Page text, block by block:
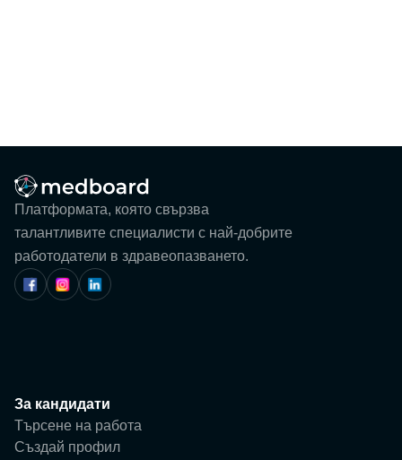
Потребител
Платформата, която свързва
талантливите специалисти с най-добрите
работодатели в здравеопазването.
За кандидати
Търсене на работа
Създай профил